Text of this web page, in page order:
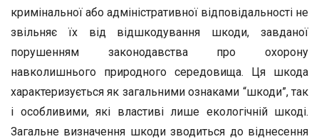
кримінальної або адміністративної відповідальності не
звільняє їх від відшкодування шкоди, завданої
порушенням законодавства про охорону
навколишнього природного середовища. Ця шкода
характеризується як загальними ознаками “шкоди”, так
і особливими, які властиві лише екологічній шкоді.
Загальне визначення шкоди зводиться до віднесення